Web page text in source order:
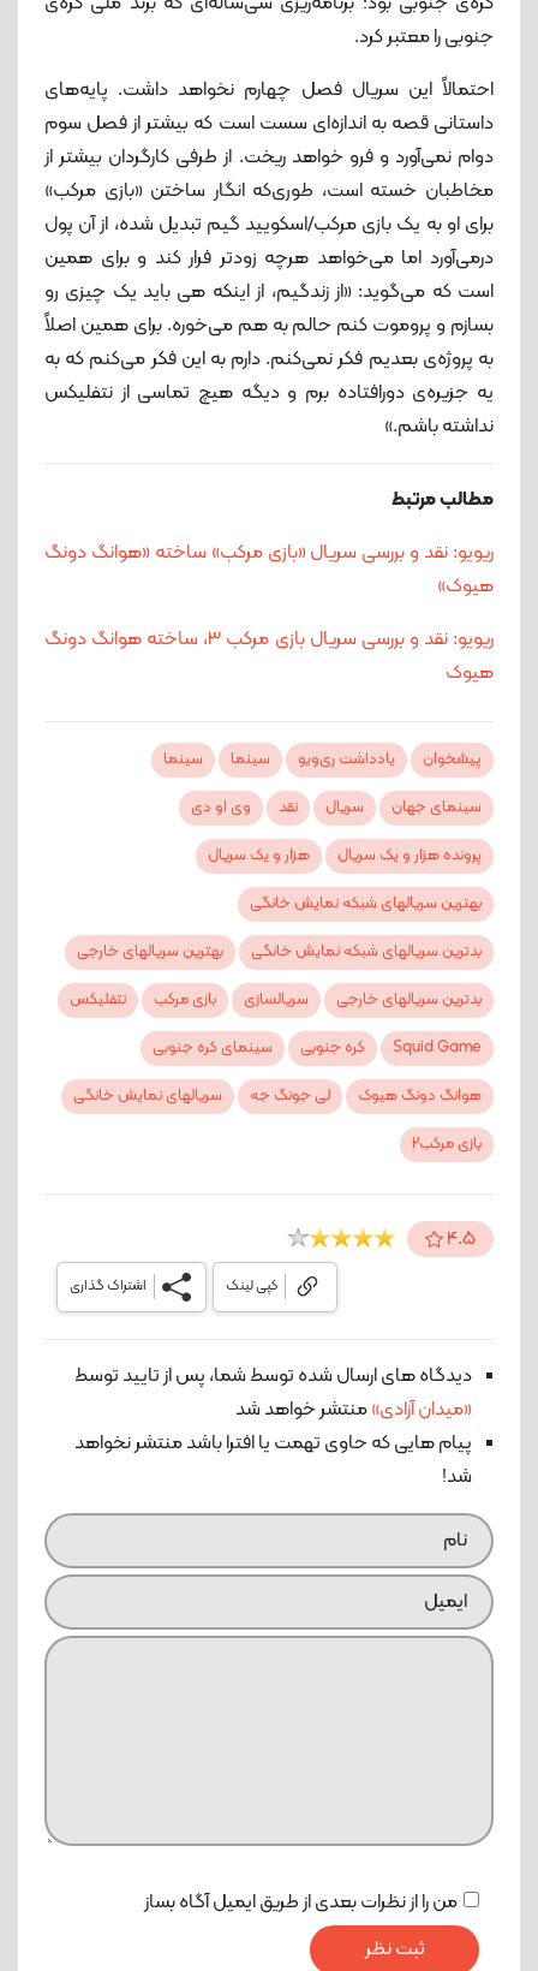
جنوبی را معتبر کرد.
احتمالاً این سریال فصل چهارم نخواهد داشت. پایه‌های
داستانی قصه به اندازه‌ای سست است که بیشتر از فصل سوم
دوام نمی‌آورد و فرو خواهد ریخت. از طرفی کارگردان بیشتر از
مخاطبان خسته ‌است، طوری‌که انگار ساختن «بازی مرکب»
برای او به یک بازی مرکب/اسکویید گیم تبدیل شده، از آن پول
درمی‌آورد اما می‌خواهد هرچه زودتر فرار کند و برای همین
است که می‌گوید: «از زندگیم، از اینکه هی باید یک چیزی رو
بسازم و پروموت کنم حالم به هم می‌خوره. برای همین اصلاً
به پروژه‌ی بعدیم فکر نمی‌کنم. دارم به این فکر می‌کنم که به
یه جزیره‌ی دورافتاده برم و دیگه هیچ تماسی از نتفلیکس
نداشته باشم.»
مطالب مرتبط
ریویو: نقد و بررسی سریال «بازی مرکب» ساخته «هوانگ دونگ
هیوک»
ریویو: نقد و بررسی سریال بازی مرکب 3، ساخته هوانگ دونگ
هیوک
پیشخوان یادداشت ری‌ویو سینما
سینما
سینمای جهان
سریال نقد
وی او دی
پرونده هزار و یک سریال
هزار و یک سریال
بهترین سریالهای شبکه نمایش خانگی
بدترین سریالهای شبکه نمایش خانگی
بهترین سریالهای خارجی
بدترین سریالهای خارجی
سریالسازی بازی مرکب
نتفلیکس
Squid Game
کره جنوبی
سینمای کره جنوبی
هوانگ دونگ هیوک
لی جونگ جه
سریالهای نمایش خانگی
بازی مرکب۲
4.5
اشتراک گذاری کپی لینک
دیدگاه های ارسال شده توسط شما، پس از تایید توسط
«میدان آزادی»منتشر خواهد شد
پیام هایی که حاوی تهمت یا افترا باشد منتشر نخواهد
شد!
من را از نظرات بعدی از طریق ایمیل آگاه بساز